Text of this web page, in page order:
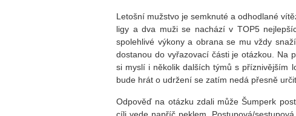
Letošní mužstvo je semknuté a odhodlané
ligy a dva muži se nachází v TOP5
spolehlivé výkony a obrana se mu vždy
dostanou do vyřazovací části je otázkou. Na
si myslí i několik dalších týmů s příznivějším
bude hrát o udržení se zatím nedá přesně
Odpověď na otázku zdali může Šumperk